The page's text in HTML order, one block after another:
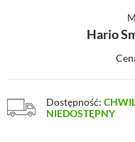
Hario
Dostępność:
NIEDOSTĘPNY